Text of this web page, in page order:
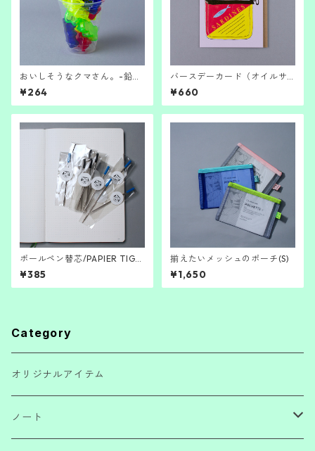
おいしそうなクマさん。-鉛筆
削り-
¥264
バースデーカード（オイルサ
ーディン）
¥660
ボールペン替芯/PAPIER TIGR
E
¥385
揃えたいメッシュのポーチ(S)
¥1,650
Category
オリジナルアイテム
ノート